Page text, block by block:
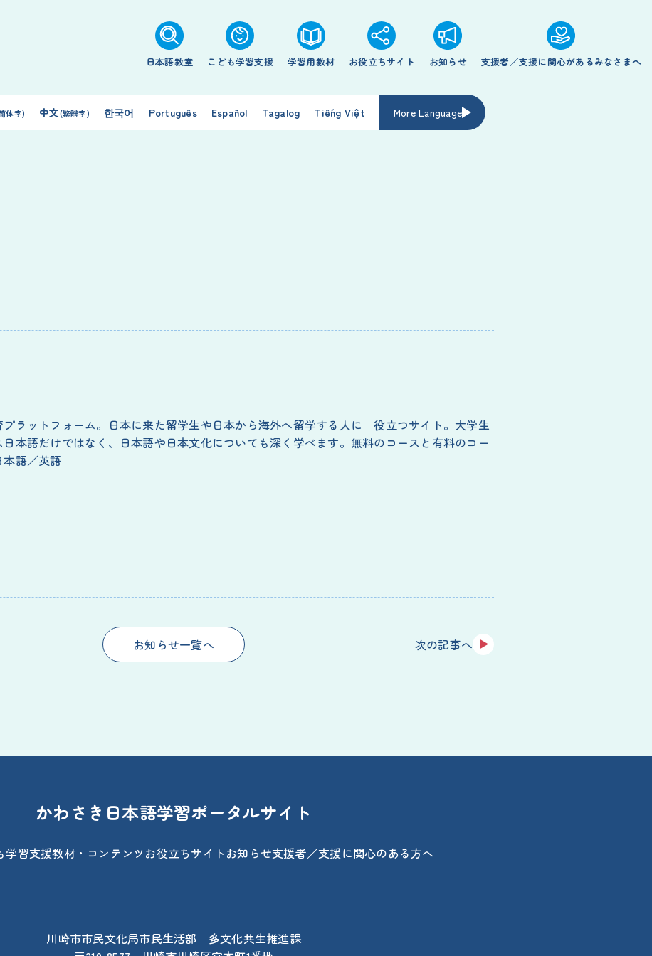
日本語教室 こども学習支援 学習用教材 お役立ちサイト お知らせ 支援者／支援に関心があるみなさまへ
体字) 中文(繁體字) 한국어 Português Español Tagalog Tiếng Việt More Language
プラットフォーム。日本に来た留学生や日本から海外へ留学する人に 役立つサイト。大学生
本語だけではなく、日本語や日本文化についても深く学べます。無料のコースと有料のコー
語／英語
お知らせ一覧へ 次の記事へ
かわさき日本語学習ポータルサイト
学習支援教材・コンテンツ お役立ちサイト お知らせ支援者／支援に関心のある方へ
川崎市市民文化局市民生活部 多文化共生推進課